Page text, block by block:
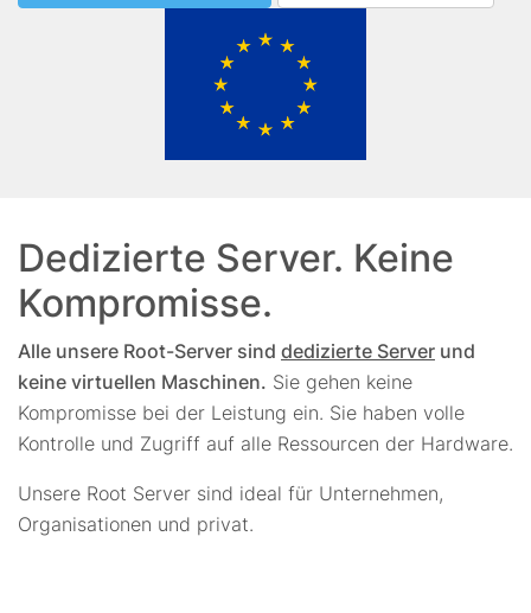
Dedizierte Server. Keine
Kompromisse.
Alle unsere Root-Server sind dedizierte Server und
keine virtuellen Maschinen. Sie gehen keine
Kompromisse bei der Leistung ein. Sie haben volle
Kontrolle und Zugriff auf alle Ressourcen der Hardware.
Unsere Root Server sind ideal für Unternehmen,
Organisationen und privat.